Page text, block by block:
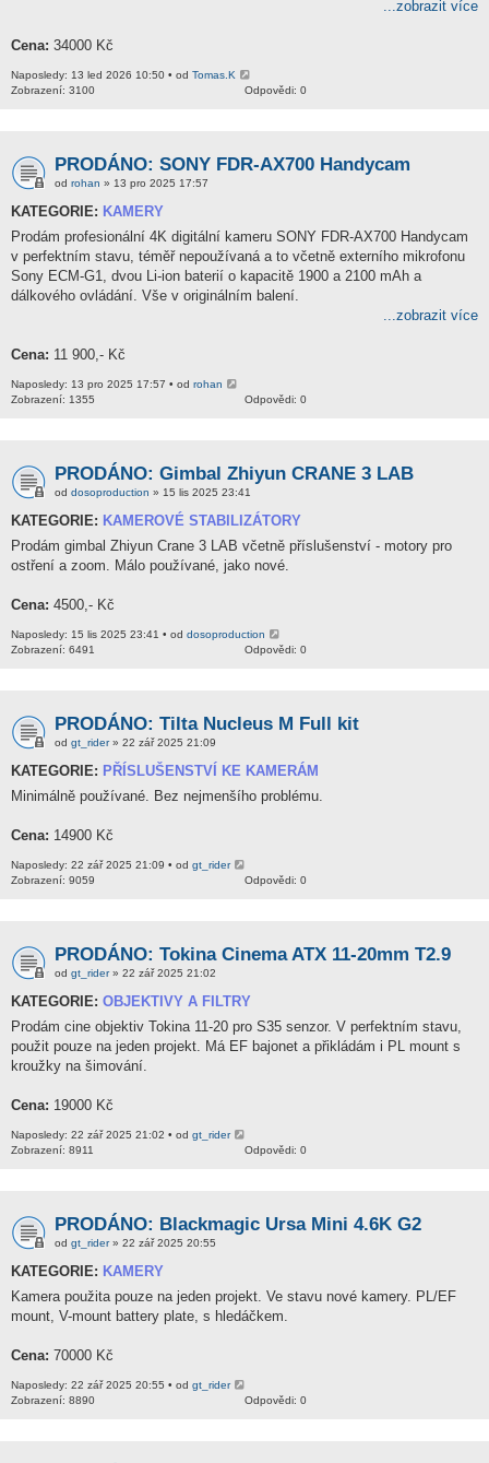
...zobrazit více
Cena: 34000 Kč
Naposledy: 13 led 2026 10:50 • od Tomas.K
Odpovědi: 0
Zobrazení: 3100
PRODÁNO: SONY FDR-AX700 Handycam
od rohan » 13 pro 2025 17:57
KATEGORIE: KAMERY
Prodám profesionální 4K digitální kameru SONY FDR-AX700 Handycam
v perfektním stavu, téměř nepoužívaná a to včetně externího mikrofonu
Sony ECM-G1, dvou Li-ion baterií o kapacitě 1900 a 2100 mAh a
dálkového ovládání. Vše v originálním balení.
...zobrazit více
Cena: 11 900,- Kč
Naposledy: 13 pro 2025 17:57 • od rohan
Odpovědi: 0
Zobrazení: 1355
PRODÁNO: Gimbal Zhiyun CRANE 3 LAB
od dosoproduction » 15 lis 2025 23:41
KATEGORIE: KAMEROVÉ STABILIZÁTORY
Prodám gimbal Zhiyun Crane 3 LAB včetně příslušenství - motory pro
ostření a zoom. Málo používané, jako nové.
Cena: 4500,- Kč
Naposledy: 15 lis 2025 23:41 • od dosoproduction
Odpovědi: 0
Zobrazení: 6491
PRODÁNO: Tilta Nucleus M Full kit
od gt_rider» 22 zář 2025 21:09
KATEGORIE: PŘÍSLUŠENSTVÍ KE KAMERÁM
Minimálně používané. Bez nejmenšího problému.
Cena: 14900 Kč
Naposledy: 22 zář 2025 21:09 • od gt_rider
Odpovědi: 0
Zobrazení: 9059
PRODÁNO: Tokina Cinema ATX 11-20mm T2.9
od gt_rider» 22 zář 2025 21:02
KATEGORIE: OBJEKTIVY A FILTRY
Prodám cine objektiv Tokina 11-20 pro S35 senzor. V perfektním stavu,
použit pouze na jeden projekt. Má EF bajonet a přikládám i PL mount s
kroužky na šimování.
Cena: 19000 Kč
Naposledy: 22 zář 2025 21:02 • od gt_rider
Odpovědi: 0
Zobrazení: 8911
PRODÁNO: Blackmagic Ursa Mini 4.6K G2
od gt_rider» 22 zář 2025 20:55
KATEGORIE: KAMERY
Kamera použita pouze na jeden projekt. Ve stavu nové kamery. PL/EF
mount, V-mount battery plate, s hledáčkem.
Cena: 70000 Kč
Naposledy: 22 zář 2025 20:55 • od gt_rider
Odpovědi: 0
Zobrazení: 8890